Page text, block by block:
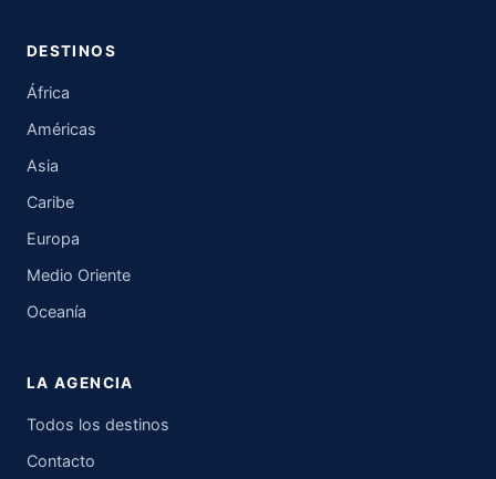
DESTINOS
África
Américas
Asia
Caribe
Europa
Medio Oriente
Oceanía
LA AGENCIA
Todos los destinos
Contacto